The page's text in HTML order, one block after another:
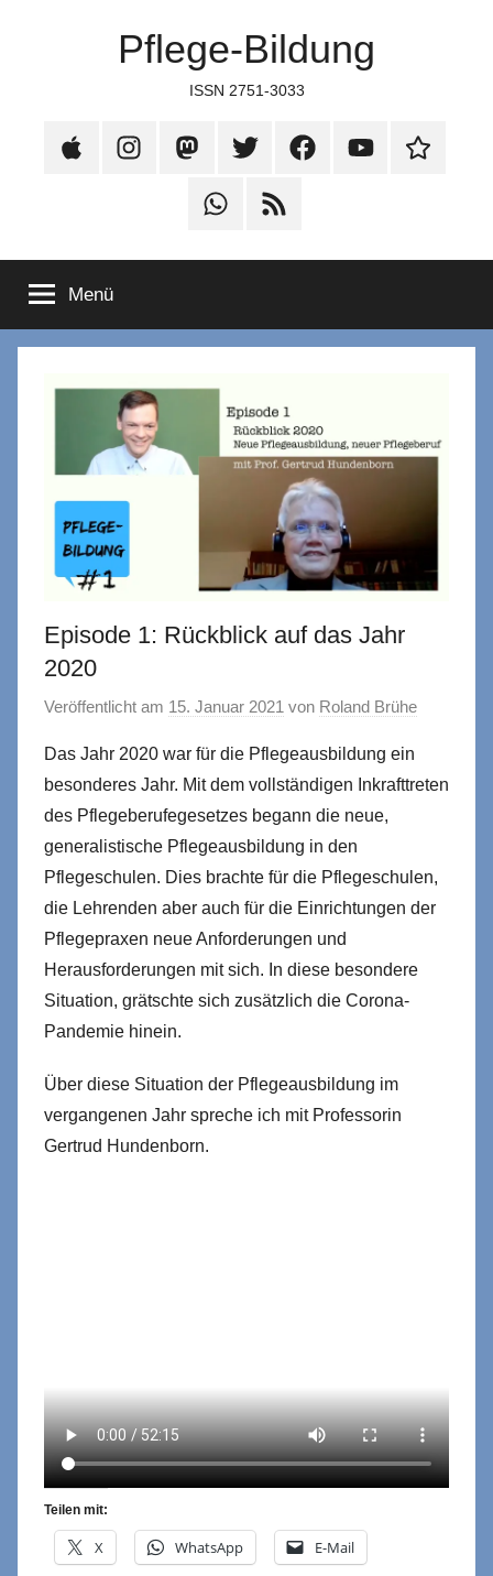
Pflege-Bildung
ISSN 2751-3033
Apple
InstagramMastodonTwitter FacebookYouTubeTikTok
WhatsApp
RSS
Menü
Episode 1: Rückblick auf das Jahr
2020
Veröffentlicht am 15. Januar 2021 von Roland Brühe
Das Jahr 2020 war für die Pflegeausbildung ein
besonderes Jahr. Mit dem vollständigen Inkrafttreten
des Pflegeberufegesetzes begann die neue,
generalistische Pflegeausbildung in den
Pflegeschulen. Dies brachte für die Pflegeschulen,
die Lehrenden aber auch für die Einrichtungen der
Pflegepraxen neue Anforderungen und
Herausforderungen mit sich. In diese besondere
Situation, grätschte sich zusätzlich die Corona-
Pandemie hinein.
Über diese Situation der Pflegeausbildung im
vergangenen Jahr spreche ich mit Professorin
Gertrud Hundenborn.
Teilen mit:
X WhatsApp E-Mail